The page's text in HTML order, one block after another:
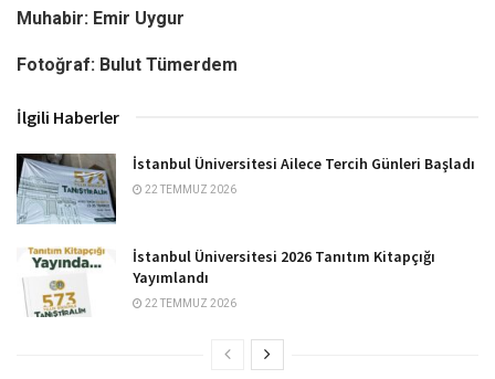
Muhabir: Emir Uygur
Fotoğraf: Bulut Tümerdem
İlgili Haberler
İstanbul Üniversitesi Ailece Tercih Günleri Başladı
22 TEMMUZ 2026
İstanbul Üniversitesi 2026 Tanıtım Kitapçığı
Yayımlandı
22 TEMMUZ 2026